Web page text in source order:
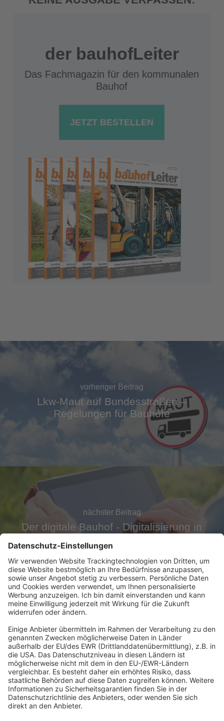
der bauhofLeiter
Das Fachmagazin für den kommunalen
Bauhof
JETZT BESTELLEN
vorheriger Beitrag
Lkw-Maut auf Bundesstraßen –
Regelungen für Bauhöfe
nächster Beitrag
Der digitale Bauhof - Digitalisierung in
Abonnement anfordern|Abo kündigen|
Werben bei uns